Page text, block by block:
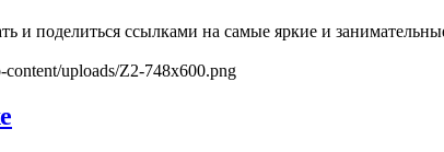
и поделиться ссылками на самые яркие и
uploads/Z2-748x600.png